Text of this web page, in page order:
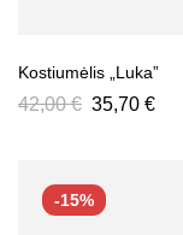
Kostiumėlis „Luka”
42,00€ 35,70 €
-15%